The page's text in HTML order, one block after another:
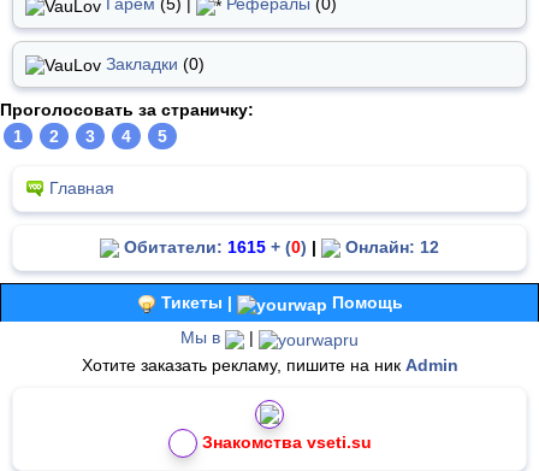
Гарем (5) | Рефералы (0)
Закладки (0)
Проголосовать за страничку:
1
2 3 4 5
Главная
Обитатели: 1615 + (0) | Онлайн: 12
Тикеты |
Помощь
Мы в
|
Хотите заказать рекламу, пишите на ник Admin
Знакомства vseti.su